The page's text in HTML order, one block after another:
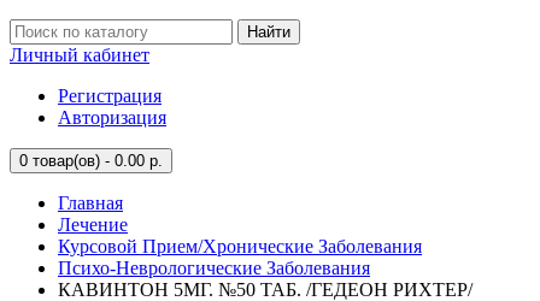
Найти
Личный кабинет
Регистрация
Авторизация
0 товар(ов) - 0.00 р.
Главная
Лечение
Курсовой Прием/Хронические Заболевания
Психо-Неврологические Заболевания
КАВИНТОН 5МГ. №50 ТАБ. /ГЕДЕОН РИХТЕР/